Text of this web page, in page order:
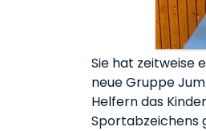
Sie hat zeitweise
neue Gruppe
Helfern das
Sportabzeichens